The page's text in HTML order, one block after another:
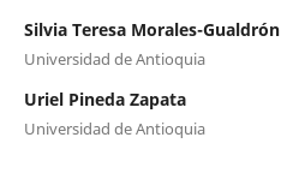
Silvia Teresa Morales-Gualdrón
Universidad de Antioquia
Uriel Pineda Zapata
Universidad de Antioquia